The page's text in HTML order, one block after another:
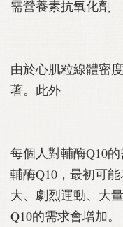
需營養素抗氧化劑
由於心肌粒線體密
著。此外
每個人對輔酶Q10
輔酶Q10，最初可
大、劇烈運動、大
Q10的需求會增加。